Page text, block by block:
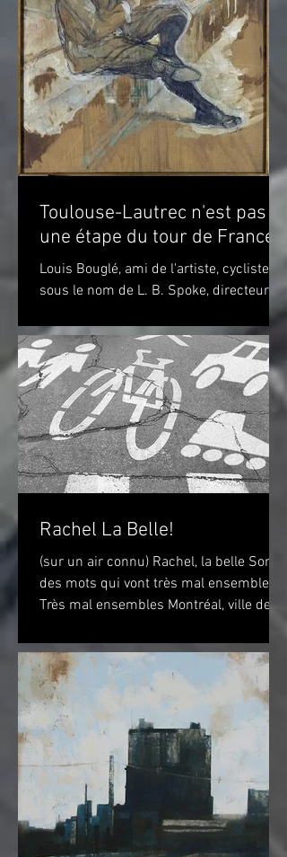
Toulouse-Lautrec n'est pas
une étape du tour de France!
Louis Bouglé, ami de l'artiste, cycliste
sous le nom de L. B. Spoke, directeur de
Lautrec 1898 (huile...
Rachel La Belle!
(sur un air connu) Rachel, la belle Sont
des mots qui vont très mal ensembles
Très mal ensembles Montréal, ville de